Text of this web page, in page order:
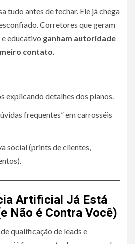
tudo antes de fechar. Ele já chega
Corretores que geram
educativo ganham autoridade
contato.
explicando detalhes dos planos.
frequentes” em carrosséis
social (prints de clientes,
Artificial Já Está
Não é Contra Você)
qualificação de leads e